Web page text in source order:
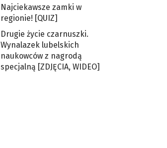
Najciekawsze zamki w
regionie! [QUIZ]
Drugie życie czarnuszki.
Wynalazek lubelskich
naukowców z nagrodą
specjalną [ZDJĘCIA, WIDEO]